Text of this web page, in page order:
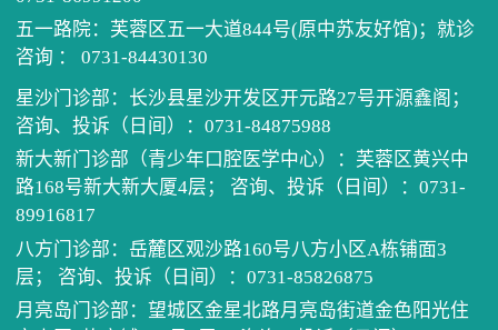
电话
预约
坐诊
继续
口腔
门诊
公示
医保
我为
清廉
五一路院：芙蓉区五一大道844号(原中苏友好馆)；就诊
咨询 ： 0731-84430130
星沙门诊部：长沙县星沙开发区开元路27号开源鑫阁；
咨询、投诉（日间）：0731-84875988
新大新门诊部（青少年口腔医学中心）：芙蓉区黄兴中
路168号新大新大厦4层； 咨询、投诉（日间）：0731-
89916817
八方门诊部：岳麓区观沙路160号八方小区A栋铺面3
层； 咨询、投诉（日间）：0731-85826875
月亮岛门诊部：望城区金星北路月亮岛街道金色阳光住